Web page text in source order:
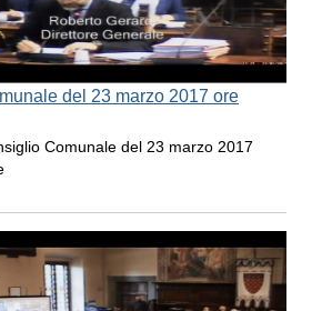
del 23 marzo 2017 ore
Comunale del 23 marzo 2017